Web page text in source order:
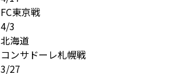
FC東京戦
4/3
北海道
コンサドーレ札幌戦
3/27